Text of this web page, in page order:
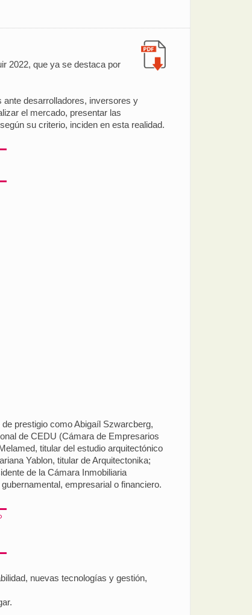
2022, que ya se destaca por
desarrolladores, inversores y
el mercado, presentar las
su criterio, inciden en esta realidad.
prestigio como Abigaíl Szwarcberg,
de CEDU (Cámara de Empresarios
titular del estudio arquitectónico
Yablon, titular de Arquitectonika;
de la Cámara Inmobiliaria
empresarial o financiero.
nuevas tecnologías y gestión,